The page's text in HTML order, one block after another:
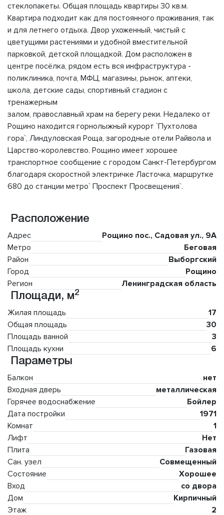
стеклопакеты. Общая площадь квартиры 30 кв.м.
Квартира подходит как для постоянного проживания, так
и для летнего отдыха. Двор ухоженный, чистый с
цветущими растениями и удобной вместительной
парковкой, детской площадкой. Дом расположен в
центре посёлка, рядом есть вся инфраструктура -
поликлиника, почта, МФЦ, магазины, рынок, аптеки,
школа, детские сады, спортивный стадион с
тренажерным
залом, православный храм на берегу реки. Недалеко от
Рощино находится горнолыжный курорт `Пухтолова
гора`, Линдуловская Роща, загородные отели Райвола и
Царство-королевство. Рощино имеет хорошее
транспортное сообщение с городом Санкт-Петербургом
благодаря скоростной электричке Ласточка, маршрутке
680 до станции метро` Проспект Просвещения`.
Расположение
Адрес
Рощино пос., Садовая ул., 9А
Метро
Беговая
Район
Выборгский
Город
Рощино
Регион
Ленинградская область
Площади, м2
Жилая площадь
17
Общая площадь
30
Площадь ванной
3
Площадь кухни
6
Параметры
Балкон
нет
Входная дверь
металлическая
Горячее водоснабжение
Бойлер
Дата постройки
1971
Комнат
1
Лифт
Нет
Плита
Газовая
Сан. узел
Совмещенный
Состояние
Хорошее
Вход
со двора
Дом
Кирпичный
Этаж
2